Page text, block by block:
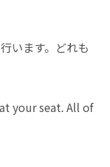
います。どれも
your seat. All of